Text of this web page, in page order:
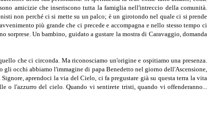
amicizie che inseriscono tutta la famiglia nell'intreccio della comuni­tà.
non perché ci si mette su un pal­co; è un girotondo nel quale ci si prende
più grande che ci precede e accompagna e nello stesso tempo ci
sorprese. Un bambino, guidato a gustare la mostra di Caravaggio, doman­da
che ci circonda. Ma riconosciamo un'ori­gine e ospitiamo una presenza.
occhi abbiamo l'immagine di papa Benedetto nel giorno del­l'Ascensione,
aprendoci la via del Cielo, ci fa pregustare già su questa terra la vita
o l'azzurro del cielo. Quando vi sentirete tristi, quan­do vi offenderanno...